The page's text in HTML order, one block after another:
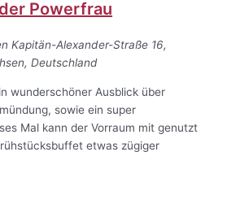
Powerfrau
Kapitän-Alexander-Straße 16,
Deutschland
wunderschöner Ausblick über
sowie ein super
Mal kann der Vorraum mit genutzt
etwas zügiger